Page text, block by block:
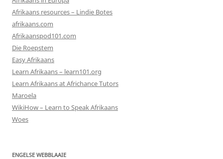
Afrikaans resources – Lindie Botes
afrikaans.com
Afrikaanspod101.com
Die Roepstem
Easy Afrikaans
Learn Afrikaans – learn101.org
Learn Afrikaans at Africhance Tutors
Maroela
WikiHow – Learn to Speak Afrikaans
Woes
ENGELSE WEBBLAAIE